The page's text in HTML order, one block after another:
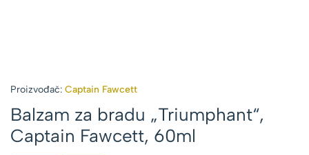
Proizvođač: Captain Fawcett
Balzam za bradu „Triumphant“,
Captain Fawcett, 60ml